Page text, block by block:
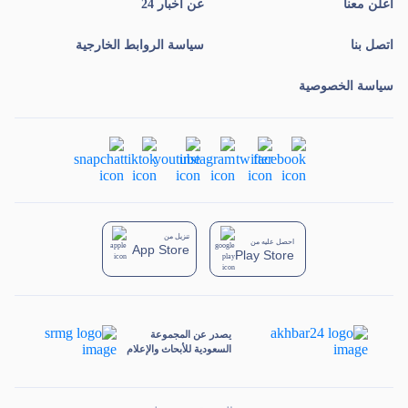
يصدر عن المجموعة
السعودية للأبحاث والإعلام
أعلن معنا عن أخبار 24
اتصل بنا سياسة الروابط الخارجية
سياسة الخصوصية
تنزيل من
App Store
احصل عليه من
Play Store